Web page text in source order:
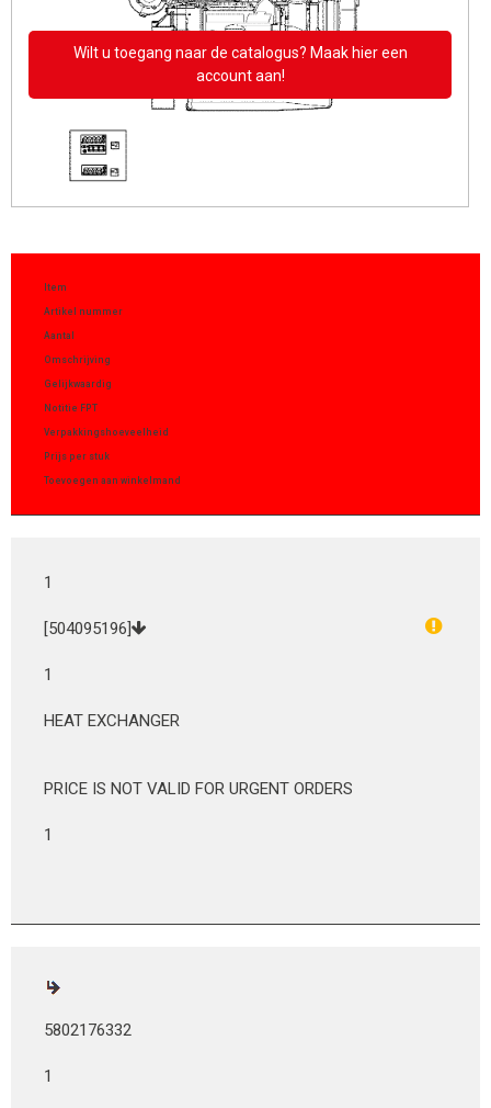
Wilt u toegang naar de catalogus? Maak hier een
account aan!
Item
Artikel nummer
Aantal
Omschrijving
Gelijkwaardig
Notitie FPT
Verpakkingshoeveelheid
Prijs per stuk
Toevoegen aan winkelmand
1
[504095196]
1
HEAT EXCHANGER
PRICE IS NOT VALID FOR URGENT ORDERS
1
5802176332
1